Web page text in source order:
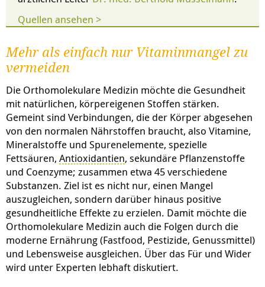
Quellen ansehen >
Mehr als einfach nur Vitaminmangel zu
vermeiden
Die Orthomolekulare Medizin möchte die Gesundheit
mit natürlichen, körpereigenen Stoffen stärken.
Gemeint sind Verbindungen, die der Körper abgesehen
von den normalen Nährstoffen braucht, also Vitamine,
Mineralstoffe und Spurenelemente, spezielle
Fettsäuren, Antioxidantien, sekundäre Pflanzenstoffe
und Coenzyme; zusammen etwa 45 verschiedene
Substanzen. Ziel ist es nicht nur, einen Mangel
auszugleichen, sondern darüber hinaus positive
gesundheitliche Effekte zu erzielen. Damit möchte die
Orthomolekulare Medizin auch die Folgen durch die
moderne Ernährung (Fastfood, Pestizide, Genussmittel)
und Lebensweise ausgleichen. Über das Für und Wider
wird unter Experten lebhaft diskutiert.